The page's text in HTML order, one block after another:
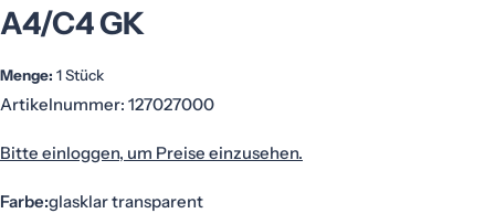
A4/C4 GK
Menge: 1 Stück
Artikelnummer: 127027000
Bitte einloggen, um Preise einzusehen.
Farbe:glasklar transparent